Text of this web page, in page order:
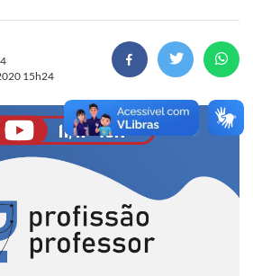
15h24